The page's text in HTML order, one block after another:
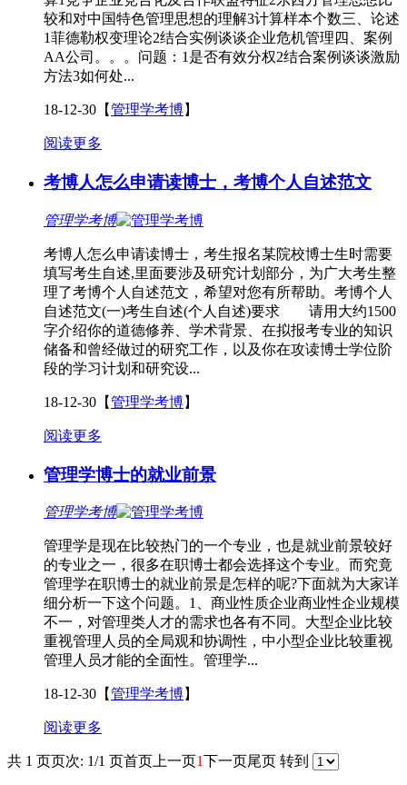
较和对中国特色管理思想的理解3计算样本个数三、论述
1菲德勒权变理论2结合实例谈谈企业危机管理四、案例
AA公司。。。问题：1是否有效分权2结合案例谈谈激励
方法3如何处...
18-12-30 【管理学考博】
阅读更多
考博人怎么申请读博士，考博个人自述范文
管理学考博
考博人怎么申请读博士，考生报名某院校博士生时需要
填写考生自述,里面要涉及研究计划部分，为广大考生整
理了考博个人自述范文，希望对您有所帮助。考博个人
自述范文(一)考生自述(个人自述)要求 请用大约1500
字介绍你的道德修养、学术背景、在拟报考专业的知识
储备和曾经做过的研究工作，以及你在攻读博士学位阶
段的学习计划和研究设...
18-12-30 【管理学考博】
阅读更多
管理学博士的就业前景
管理学考博
管理学是现在比较热门的一个专业，也是就业前景较好
的专业之一，很多在职博士都会选择这个专业。而究竟
管理学在职博士的就业前景是怎样的呢?下面就为大家详
细分析一下这个问题。1、商业性质企业商业性企业规模
不一，对管理类人才的需求也各有不同。大型企业比较
重视管理人员的全局观和协调性，中小型企业比较重视
管理人员才能的全面性。管理学...
18-12-30 【管理学考博】
阅读更多
共 1 页页次: 1/1 页首页 上一页1下一页尾页 转到